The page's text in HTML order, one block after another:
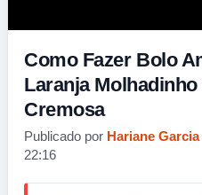
Como Fazer Bolo
Laranja
Cremosa
Publicado por Hariane Garcia
22:16